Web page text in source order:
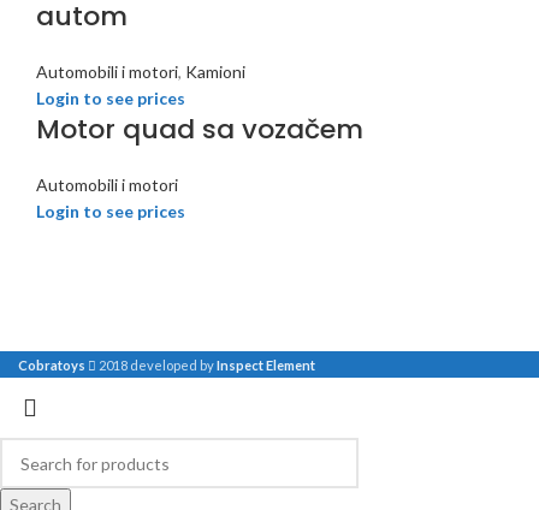
autom
Automobili i motori, Kamioni
Login to see prices
Motor quad sa vozačem
Automobili i motori
Login to see prices
Cobratoys 2018 developed byInspect Element
Search